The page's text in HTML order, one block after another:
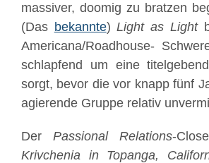
massiver, doomig zu bratzen
(Das bekannte)Light as Light
Americana/Roadhouse-
schlapfend um eine
sorgt, bevor die vor knapp fünf
agierende Gruppe relativ
Der Passional Relations-
Krivchenia in Topanga,